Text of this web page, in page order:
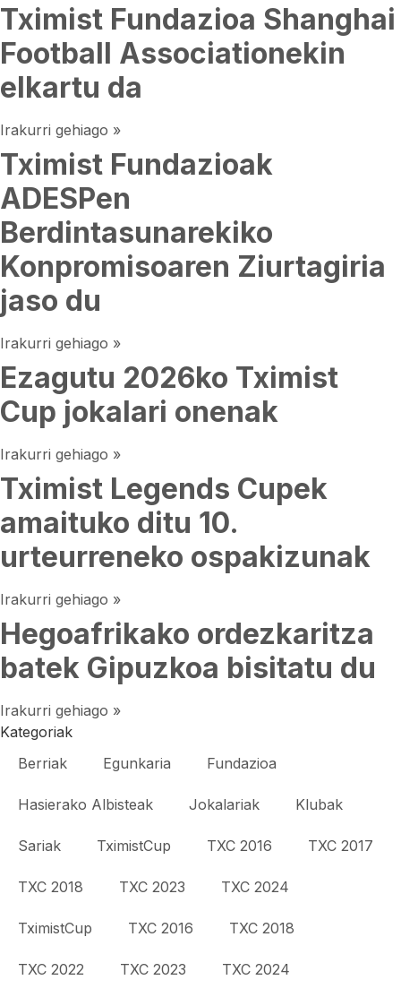
Tximist Fundazioa Shanghai
Football Associationekin
elkartu da
Irakurri gehiago »
Tximist Fundazioak
ADESPen
Berdintasunarekiko
Konpromisoaren Ziurtagiria
jaso du
Irakurri gehiago »
Ezagutu 2026ko Tximist
Cup jokalari onenak
Irakurri gehiago »
Tximist Legends Cupek
amaituko ditu 10.
urteurreneko ospakizunak
Irakurri gehiago »
Hegoafrikako ordezkaritza
batek Gipuzkoa bisitatu du
Irakurri gehiago »
Kategoriak
Berriak
Egunkaria Fundazioa
Hasierako Albisteak Jokalariak Klubak
Sariak TximistCup TXC 2016 TXC 2017
TXC 2018 TXC 2023 TXC 2024
TximistCup TXC 2016 TXC 2018
TXC 2022 TXC 2023 TXC 2024